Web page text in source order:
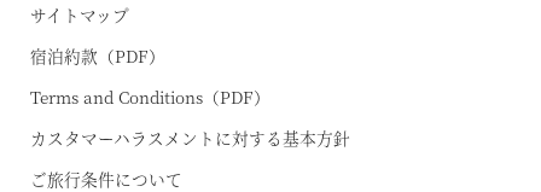
サイトマップ
宿泊約款（PDF）
Terms and Conditions（PDF）
カスタマーハラスメントに対する基本方針
ご旅行条件について